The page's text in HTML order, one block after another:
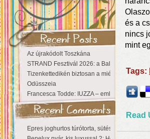
Az újrakódolt Toszkána
STRAND Fesztivál 2026: a Balaton partján a
Tizenkettedikén biztosan a miénk a Sziget!
Odüsszeia
Francesca Todde: IUZZA – emlékezet, táj
Epres joghurtos túrótorta, sütés nélkül
és a
nincs
mint
Tags:
Read